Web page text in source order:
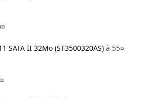
SATA II 32Mo (ST3500320AS) à 55¤